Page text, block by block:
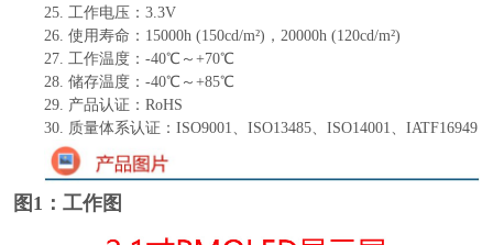
25. 工作电压： 3.3V
26. 使用寿命： 15000h (150cd/m²)，20000h (120cd/m²)
27. 工作温度： -40℃～+70℃
28. 储存温度： -40℃～+85℃
29. 产品认证： RoHS
30. 质量体系认证： ISO9001、ISO13485、ISO14001、IATF16949
图1：工作图